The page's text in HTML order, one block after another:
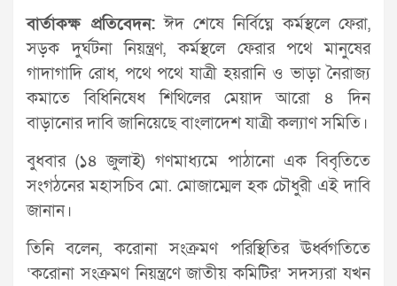
বার্তাকক্ষ প্রতিবেদন: ঈদ শেষে নির্বিঘ্নে কর্মস্থলে ফেরা,
সড়ক দুর্ঘটনা নিয়ন্ত্রণ, কর্মস্থলে ফেরার পথে মানুষের
গাদাগাদি রোধ, পথে পথে যাত্রী হয়রানি ও ভাড়া নৈরাজ্য
কমাতে বিধিনিষেধ শিথিলের মেয়াদ আরো ৪ দিন
বাড়ানোর দাবি জানিয়েছে বাংলাদেশ যাত্রী কল্যাণ সমিতি।
বুধবার (১৪ জুলাই) গণমাধ্যমে পাঠানো এক বিবৃতিতে
সংগঠনের মহাসচিব মো. মোজাম্মেল হক চৌধুরী এই দাবি
জানান।
তিনি বলেন, করোনা সংক্রমণ পরিস্থিতির ঊর্ধ্বগতিতে
‘করোনা সংক্রমণ নিয়ন্ত্রণে জাতীয় কমিটির’ সদস্যরা যখন